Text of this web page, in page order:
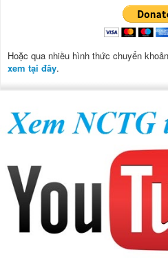
Hoặc qua nhiều hình thức chuyển
xem tại đây.